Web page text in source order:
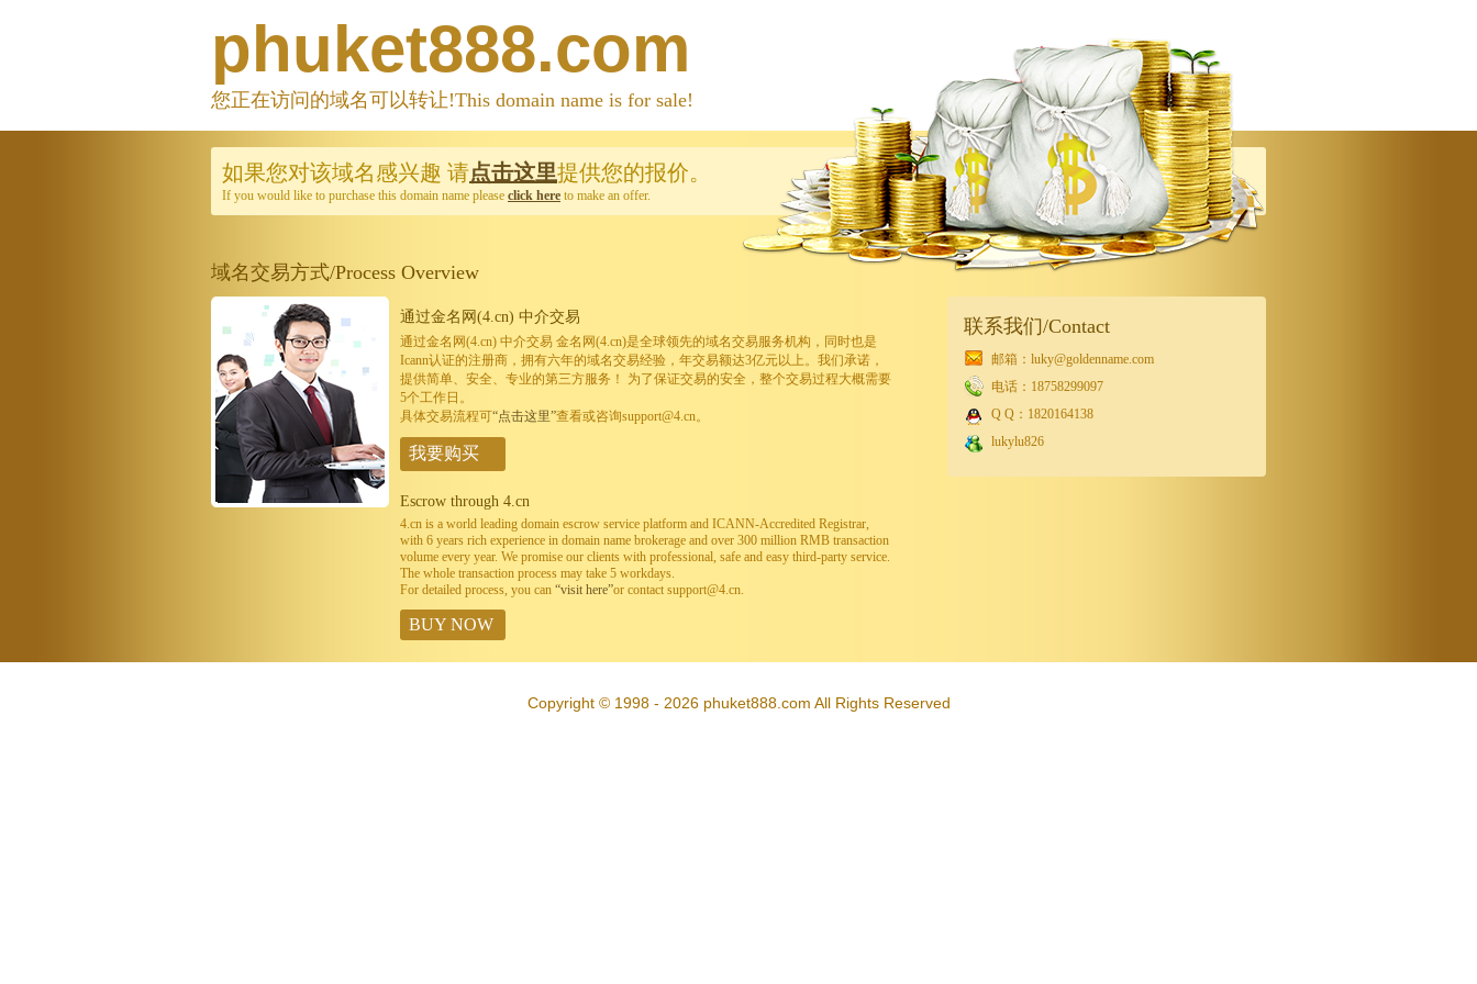
phuket888.com
您正在访问的域名可以转让!This domain name is for sale!
如果您对该域名感兴趣 请点击这里提供您的报价。
If you would like to purchase this domain name please click here to make an offer.
域名交易方式/Process Overview
通过金名网(4.cn) 中介交易
通过金名网(4.cn) 中介交易 金名网(4.cn)是全球领先的域名交易服务机构，同时也是
Icann认证的注册商，拥有六年的域名交易经验，年交易额达3亿元以上。我们承诺，
提供简单、安全、专业的第三方服务！ 为了保证交易的安全，整个交易过程大概需要
5个工作日。
具体交易流程可“点击这里”查看或咨询support@4.cn。
我要购买
Escrow through 4.cn
4.cn is a world leading domain escrow service platform and ICANN-Accredited Registrar,
with 6 years rich experience in domain name brokerage and over 300 million RMB transaction
volume every year. We promise our clients with professional, safe and easy third-party service.
The whole transaction process may take 5 workdays.
For detailed process, you can “visit here”or contact support@4.cn.
BUY NOW
联系我们/Contact
邮箱：luky@goldenname.com
电话：18758299097
Q Q：1820164138
lukylu826
Copyright © 1998 - 2026 phuket888.com All Rights Reserved